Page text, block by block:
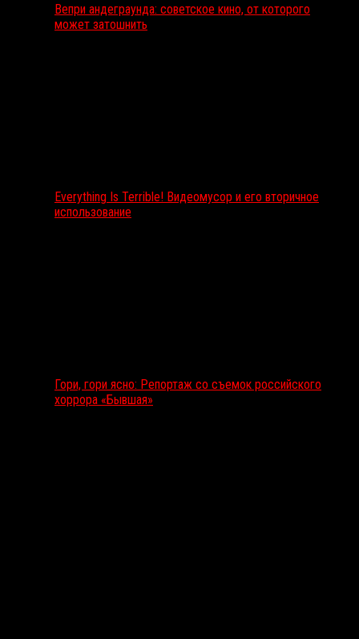
Вепри андеграунда: советское кино, от которого
может затошнить
Everything Is Terrible! Видеомусор и его вторичное
использование
Гори, гори ясно: Репортаж со съемок российского
хоррора «Бывшая»